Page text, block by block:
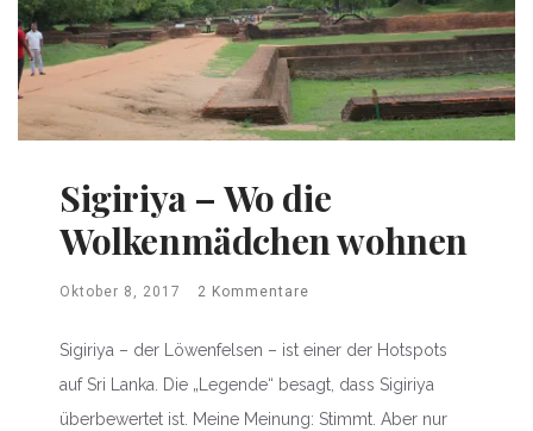
Sigiriya – Wo die
Wolkenmädchen wohnen
Oktober 8, 2017 2 Kommentare
Sigiriya – der Löwenfelsen – ist einer der Hotspots
auf Sri Lanka. Die „Legende“ besagt, dass Sigiriya
überbewertet ist. Meine Meinung: Stimmt. Aber nur